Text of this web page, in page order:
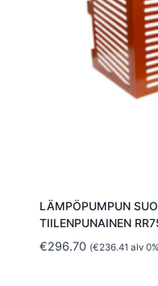
LÄMPÖPUMPUN
TIILENPUNAINEN
€296.70 (€236.41 alv